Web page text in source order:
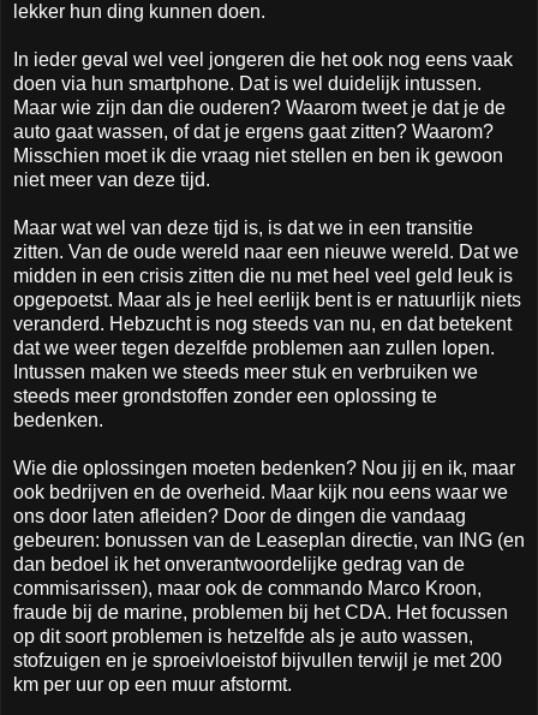
lekker hun ding kunnen doen.
In ieder geval wel veel jongeren die het ook nog eens vaak
doen via hun smartphone. Dat is wel duidelijk intussen.
Maar wie zijn dan die ouderen? Waarom tweet je dat je de
auto gaat wassen, of dat je ergens gaat zitten? Waarom?
Misschien moet ik die vraag niet stellen en ben ik gewoon
niet meer van deze tijd.
Maar wat wel van deze tijd is, is dat we in een transitie
zitten. Van de oude wereld naar een nieuwe wereld. Dat we
midden in een crisis zitten die nu met heel veel geld leuk is
opgepoetst. Maar als je heel eerlijk bent is er natuurlijk niets
veranderd. Hebzucht is nog steeds van nu, en dat betekent
dat we weer tegen dezelfde problemen aan zullen lopen.
Intussen maken we steeds meer stuk en verbruiken we
steeds meer grondstoffen zonder een oplossing te
bedenken.
Wie die oplossingen moeten bedenken? Nou jij en ik, maar
ook bedrijven en de overheid. Maar kijk nou eens waar we
ons door laten afleiden? Door de dingen die vandaag
gebeuren: bonussen van de Leaseplan directie, van ING (en
dan bedoel ik het onverantwoordelijke gedrag van de
commisarissen), maar ook de commando Marco Kroon,
fraude bij de marine, problemen bij het CDA. Het focussen
op dit soort problemen is hetzelfde als je auto wassen,
stofzuigen en je sproeivloeistof bijvullen terwijl je met 200
km per uur op een muur afstormt.